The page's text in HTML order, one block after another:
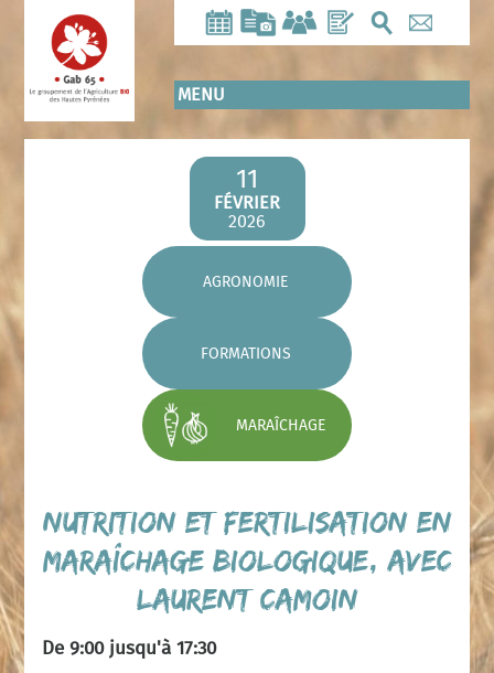
contenu
principal
MENU
11
FÉVRIER
2026
AGRONOMIE
FORMATIONS
MARAÎCHAGE
Nutrition et fertilisation en
maraîchage biologique, avec
Laurent CAMOIN
De 9:00 jusqu'à 17:30